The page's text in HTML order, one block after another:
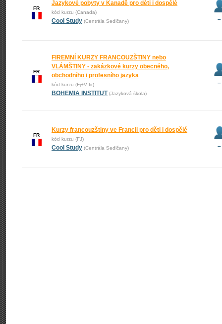
FR
Jazykové pobyty v Kanadě pro děti i dospělé
kód kurzu (Canada)
Cool Study (Centrála Sedlčany) –
FR
FIREMNÍ KURZY FRANCOUZŠTINY nebo
VLÁMŠTINY - zakázkové kurzy obecného,
obchodního i profesního jazyka
kód kurzu (Fj+V fir)
BOHEMIA INSTITUT (Jazyková škola)
–
FR
Kurzy francouzštiny ve Francii pro děti i dospělé
kód kurzu (FJ)
Cool Study (Centrála Sedlčany) –